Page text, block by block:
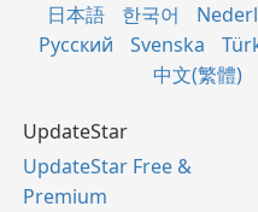
日本語
한국어
Русский
Svenska
中文(繁體)
UpdateStar
UpdateStar Free &
Premium